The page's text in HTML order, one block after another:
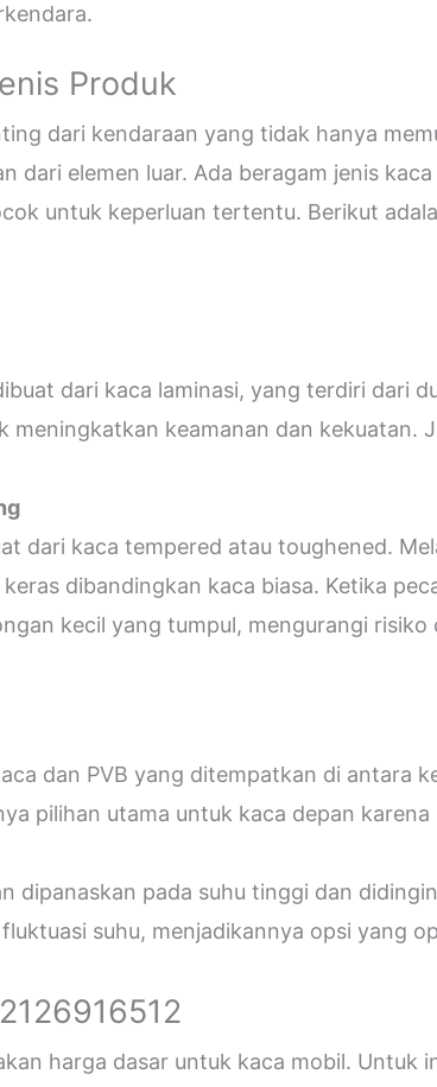
Produk
dari kendaraan yang tidak hanya
dari elemen luar. Ada beragam jenis
untuk keperluan tertentu. Berikut
dari kaca laminasi, yang terdiri dari
meningkatkan keamanan dan kekuatan.
dari kaca tempered atau toughened.
dibandingkan kaca biasa. Ketika
kecil yang tumpul, mengurangi risiko
dan PVB yang ditempatkan di antara
pilihan utama untuk kaca depan
dipanaskan pada suhu tinggi dan
suhu, menjadikannya opsi yang
harga dasar untuk kaca mobil. Untuk